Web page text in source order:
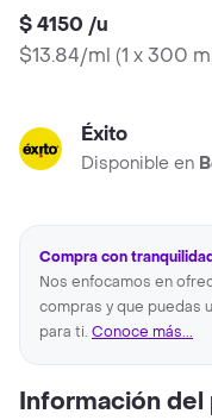
$ 4150 /u
$13.84/ml (1 x 300
Éxito
Disponible en
Compra con
Nos enfocamos en
compras y que puedas
para ti. Conoce más...
Información